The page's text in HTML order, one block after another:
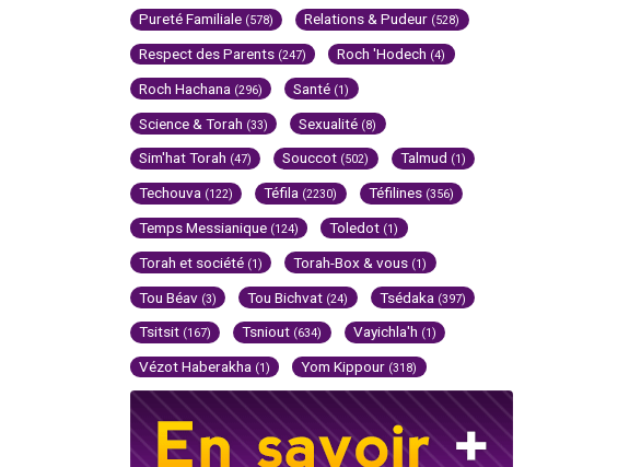
Pureté Familiale (578) Relations & Pudeur (528)
Respect des Parents (247) Roch 'Hodech (4)
Roch Hachana (296) Santé (1)
Science & Torah (33) Sexualité (8)
Sim'hat Torah (47) Souccot (502) Talmud (1)
Techouva (122) Téfila (2230) Téfilines (356)
Temps Messianique (124) Toledot (1)
Torah et société (1) Torah-Box & vous (1)
Tou Béav (3) Tou Bichvat (24) Tsédaka (397)
Tsitsit (167) Tsniout (634) Vayichla'h (1)
Vézot Haberakha (1) Yom Kippour (318)